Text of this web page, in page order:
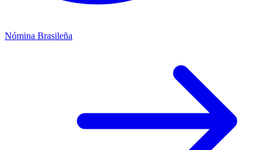
Nómina Brasileña